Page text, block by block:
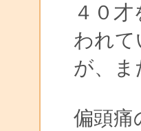
４０
われて
が、ま
偏頭痛